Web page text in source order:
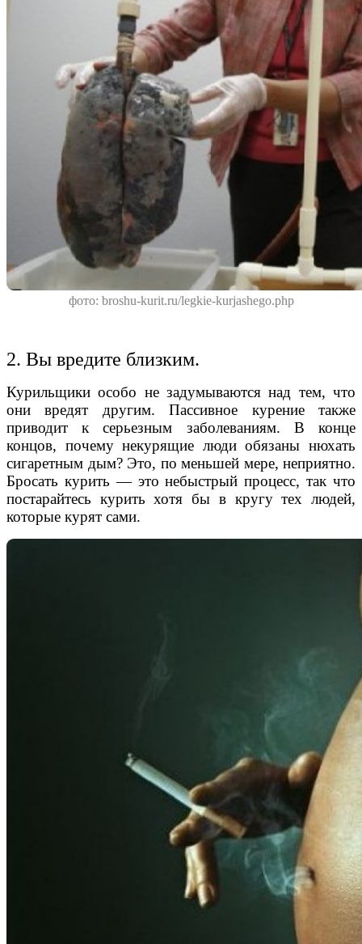
фото: broshu-kurit.ru/legkie-kurjashego.php
2. Вы вредите близким.
Курильщики особо не задумываются над тем, что
они вредят другим. Пассивное курение также
приводит к серьезным заболеваниям. В конце
концов, почему некурящие люди обязаны нюхать
сигаретным дым? Это, по меньшей мере, неприятно.
Бросать курить — это небыстрый процесс, так что
постарайтесь курить хотя бы в кругу тех людей,
которые курят сами.